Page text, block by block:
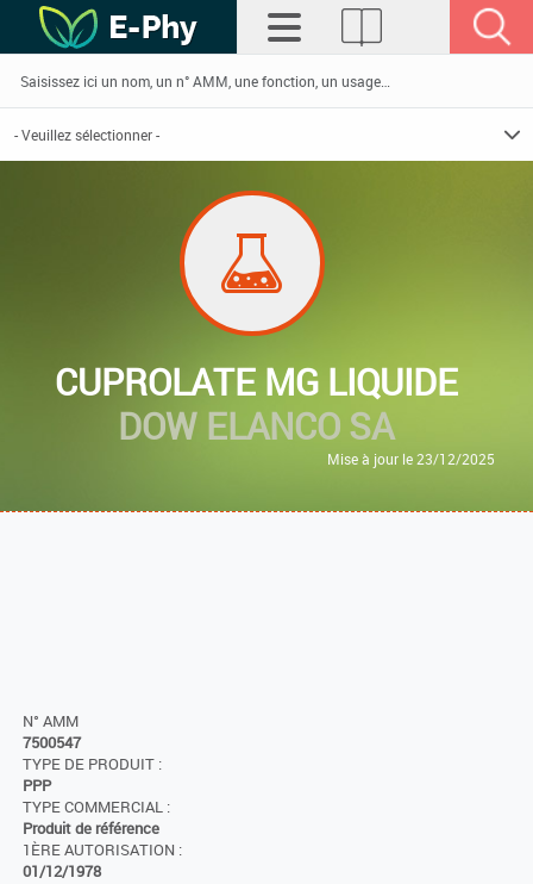
CUPROLATE MG LIQUIDE
DOW ELANCO SA
Mise à jour le 23/12/2025
N° AMM
7500547
TYPE DE PRODUIT :
PPP
TYPE COMMERCIAL :
Produit de référence
1ÈRE AUTORISATION :
01/12/1978